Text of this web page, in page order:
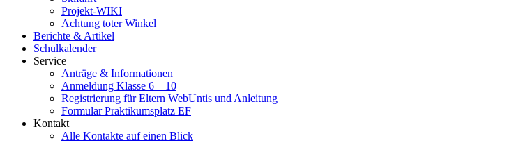
Projekt-WIKI
Achtung toter Winkel
Berichte & Artikel
Schulkalender
Service
Anträge & Informationen
Anmeldung Klasse 6 – 10
Registrierung für Eltern WebUntis und Anleitung
Formular Praktikumsplatz EF
Kontakt
Alle Kontakte auf einen Blick